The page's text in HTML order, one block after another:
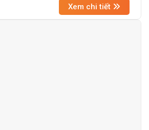
Xem chi tiết